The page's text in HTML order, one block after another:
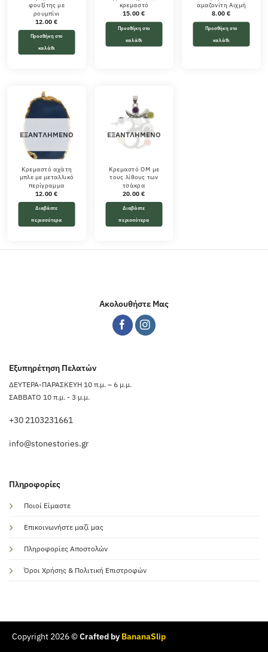
φουξίτης με
ρουμπίνι
12.00€
Προσθήκη στο
καλάθι
κρεμαστό
15.00€
Προσθήκη στο
καλάθι
αμαζονίτη Αιχμή
8.00 €
Προσθήκη στο
καλάθι
ΕΞΑΝΤΛΗΜΈΝΟ
Κρεμαστό αχάτη
μπλε με μεταλλικό
περίγραμμα
12.00€
Διαβάστε
περισσότερα
ΕΞΑΝΤΛΗΜΈΝΟ
Κρεμαστό ΟΜ με
τους λίθους των
τσάκρα
20.00€
Διαβάστε
περισσότερα
Ακολουθήστε Μας
Εξυπηρέτηση Πελατών
ΔΕΥΤΕΡΑ-ΠΑΡΑΣΚΕΥΗ 10 π.μ. – 6 μ.μ.
ΣΑΒΒΑΤΟ 10 π.μ. - 3 μ.μ.
+30 2103231661
info@stonestories.gr
Πληροφορίες
Ποιοί Είμαστε
Επικοινωνήστε μαζί μας
Πληροφορίες Αποστολών
Όροι Χρήσης & Πολιτική Επιστροφών
Copyright 2026 © Crafted by BananaSlip